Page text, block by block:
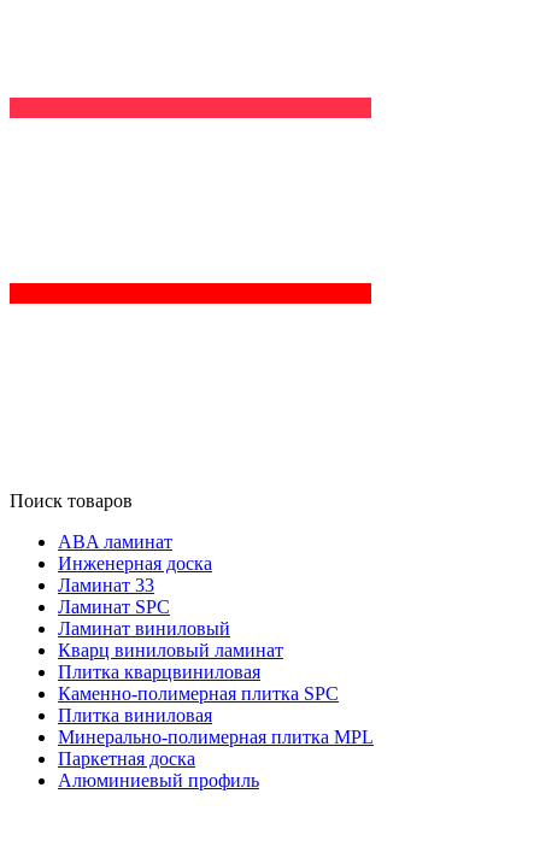
Поиск товаров
ABA ламинат
Инженерная доска
Ламинат 33
Ламинат SPC
Ламинат виниловый
Кварц виниловый ламинат
Плитка кварцвиниловая
Каменно-полимерная плитка SPC
Плитка виниловая
Минерально-полимерная плитка MPL
Паркетная доска
Алюминиевый профиль